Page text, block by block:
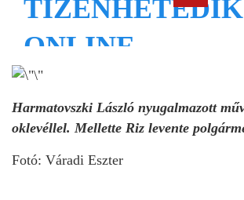
Harmatovszki László nyugalmazott
oklevéllel. Mellette Riz levente
Fotó: Váradi Eszter